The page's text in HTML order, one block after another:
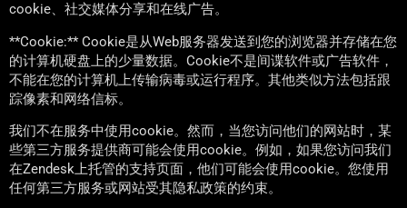
cookie、社交媒体分享和在线广告。
**Cookie:** Cookie是从Web服务器发送到您的浏览器并存储在您
的计算机硬盘上的少量数据。Cookie不是间谍软件或广告软件，
不能在您的计算机上传输病毒或运行程序。其他类似方法包括跟
踪像素和网络信标。
我们不在服务中使用cookie。然而，当您访问他们的网站时，某
些第三方服务提供商可能会使用cookie。例如，如果您访问我们
在Zendesk上托管的支持页面，他们可能会使用cookie。您使用
任何第三方服务或网站受其隐私政策的约束。